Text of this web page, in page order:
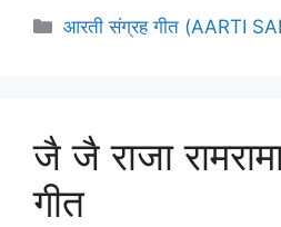
Categories
आरती संग्रह गीत (AARTI
जै जै राजा
गीत